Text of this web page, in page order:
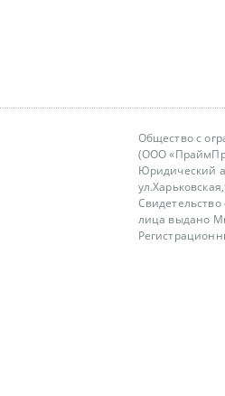
Общество с
(ООО
Юридический
лица выдано